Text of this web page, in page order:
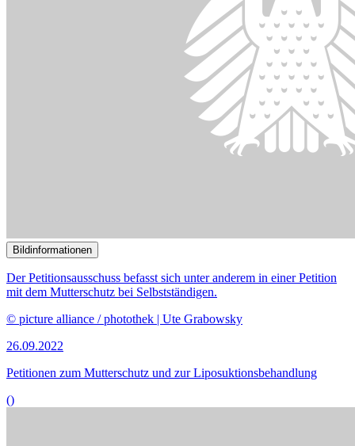
© picture alliance / photothek | Ute Grabowsky
Petitionen zum Mutterschutz und zur Liposuktions­behandlung